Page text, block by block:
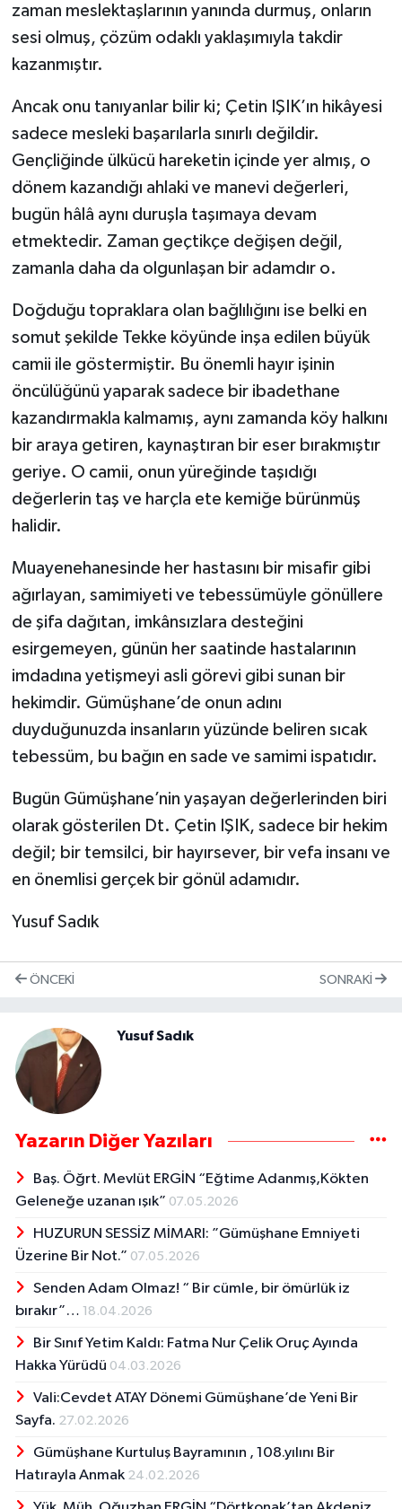
zaman meslektaşlarının yanında durmuş, onların
sesi olmuş, çözüm odaklı yaklaşımıyla takdir
kazanmıştır.
Ancak onu tanıyanlar bilir ki; Çetin IŞIK’ın hikâyesi
sadece mesleki başarılarla sınırlı değildir.
Gençliğinde ülkücü hareketin içinde yer almış, o
dönem kazandığı ahlaki ve manevi değerleri,
bugün hâlâ aynı duruşla taşımaya devam
etmektedir. Zaman geçtikçe değişen değil,
zamanla daha da olgunlaşan bir adamdır o.
Doğduğu topraklara olan bağlılığını ise belki en
somut şekilde Tekke köyünde inşa edilen büyük
camii ile göstermiştir. Bu önemli hayır işinin
öncülüğünü yaparak sadece bir ibadethane
kazandırmakla kalmamış, aynı zamanda köy halkını
bir araya getiren, kaynaştıran bir eser bırakmıştır
geriye. O camii, onun yüreğinde taşıdığı
değerlerin taş ve harçla ete kemiğe bürünmüş
halidir.
Muayenehanesinde her hastasını bir misafir gibi
ağırlayan, samimiyeti ve tebessümüyle gönüllere
de şifa dağıtan, imkânsızlara desteğini
esirgemeyen, günün her saatinde hastalarının
imdadına yetişmeyi asli görevi gibi sunan bir
hekimdir. Gümüşhane’de onun adını
duyduğunuzda insanların yüzünde beliren sıcak
tebessüm, bu bağın en sade ve samimi ispatıdır.
Bugün Gümüşhane’nin yaşayan değerlerinden biri
olarak gösterilen Dt. Çetin IŞIK, sadece bir hekim
değil; bir temsilci, bir hayırsever, bir vefa insanı ve
en önemlisi gerçek bir gönül adamıdır.
Yusuf Sadık
ÖNCEKI SONRAKI
Yusuf Sadık
Yazarın Diğer Yazıları
Baş. Öğrt. Mevlüt ERGİN “Eğtime Adanmış,Kökten
Geleneğe uzanan ışık” 07.05.2026
HUZURUN SESSİZ MİMARI: ”Gümüşhane Emniyeti
Üzerine Bir Not.” 07.05.2026
Senden Adam Olmaz! “ Bir cümle, bir ömürlük iz
bırakır”… 18.04.2026
Bir Sınıf Yetim Kaldı: Fatma Nur Çelik Oruç Ayında
Hakka Yürüdü 04.03.2026
Vali:Cevdet ATAY Dönemi Gümüşhane’de Yeni Bir
Sayfa. 27.02.2026
Gümüşhane Kurtuluş Bayramının , 108.yılını Bir
Hatırayla Anmak 24.02.2026